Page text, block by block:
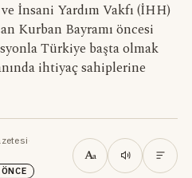
İnsani Yardım Vakfı (İHH)
Kurban Bayramı öncesi
Türkiye başta olmak
ihtiyaç sahiplerine
·
Aa